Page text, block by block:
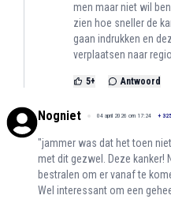
men maar niet wil
zien hoe sneller de
gaan indrukken en
verplaatsen naar
5+ Antwoord
Nogniet 04 april 2026 om 17:24 +
"jammer was dat het toen
met dit gezwel. Deze kanker!
bestralen om er vanaf te
Wel interessant om een